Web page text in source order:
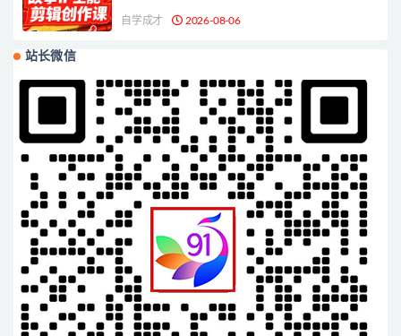
自学成才 2026-08-06
站长微信